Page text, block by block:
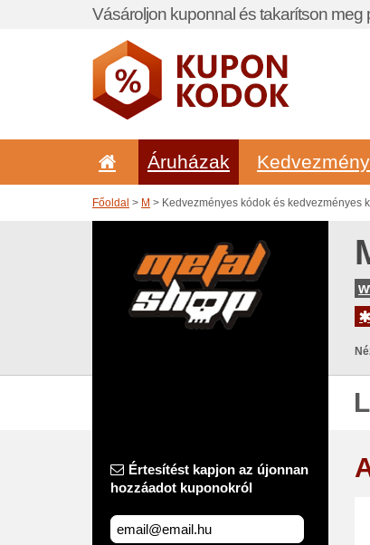
Vásároljon kuponnal és takarítson meg
Áruházak
Főoldal > M > Kedvezményes kódok és kedvezményes
Értesítést kapjon az újonnan
hozzáadot kuponokról